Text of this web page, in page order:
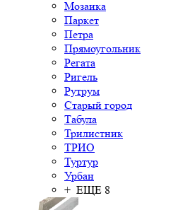
Мозаика
Паркет
Петра
Прямоугольник
Регата
Ригель
Рутрум
Старый город
Табула
Трилистник
ТРИО
Туртур
Урбан
+ ЕЩЕ 8